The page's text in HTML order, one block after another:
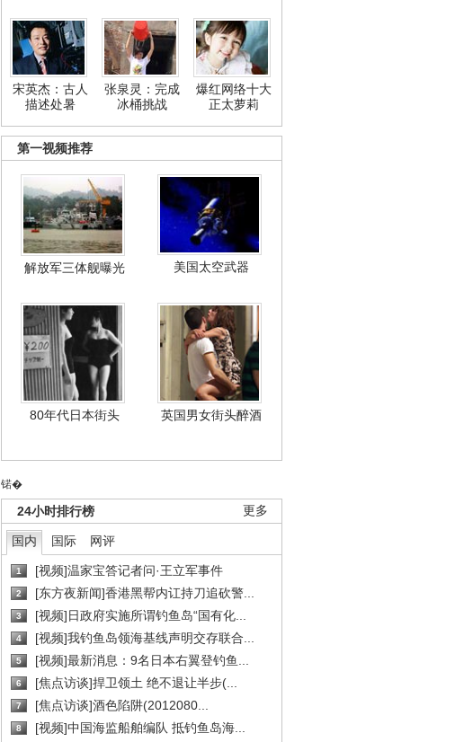
宋英杰：古人
描述处暑
张泉灵：完成
冰桶挑战
爆红网络十大
正太萝莉
第一视频推荐
解放军三体舰曝光 美国太空武器
80年代日本街头 英国男女街头醉酒
锘�
更多
24小时排行榜
国内 国际 网评
1 [视频]温家宝答记者问·王立军事件
2 [东方夜新闻]香港黑帮内讧持刀追砍警...
3 [视频]日政府实施所谓钓鱼岛“国有化...
4 [视频]我钓鱼岛领海基线声明交存联合...
5 [视频]最新消息：9名日本右翼登钓鱼...
6 [焦点访谈]捍卫领土 绝不退让半步(...
7 [焦点访谈]酒色陷阱(2012080...
8 [视频]中国海监船舶编队 抵钓鱼岛海...